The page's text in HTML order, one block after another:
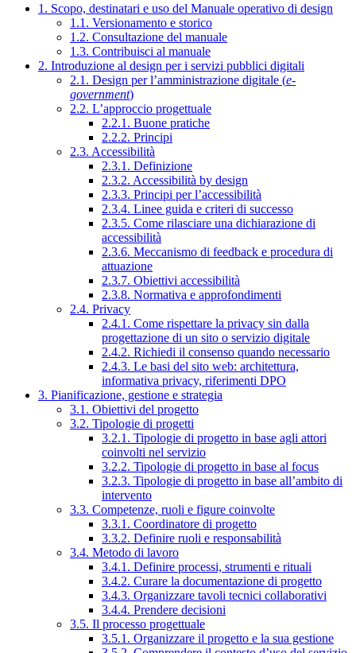
1. Scopo, destinatari e uso del Manuale operativo di design
1.1. Versionamento e storico
1.2. Consultazione del manuale
1.3. Contribuisci al manuale
2. Introduzione al design per i servizi pubblici digitali
2.1. Design per l’amministrazione digitale (e-
government)
2.2. L’approccio progettuale
2.2.1. Buone pratiche
2.2.2. Principi
2.3. Accessibilità
2.3.1. Definizione
2.3.2. Accessibilità by design
2.3.3. Principi per l’accessibilità
2.3.4. Linee guida e criteri di successo
2.3.5. Come rilasciare una dichiarazione di
accessibilità
2.3.6. Meccanismo di feedback e procedura di
attuazione
2.3.7. Obiettivi accessibilità
2.3.8. Normativa e approfondimenti
2.4. Privacy
2.4.1. Come rispettare la privacy sin dalla
progettazione di un sito o servizio digitale
2.4.2. Richiedi il consenso quando necessario
2.4.3. Le basi del sito web: architettura,
informativa privacy, riferimenti DPO
3. Pianificazione, gestione e strategia
3.1. Obiettivi del progetto
3.2. Tipologie di progetti
3.2.1. Tipologie di progetto in base agli attori
coinvolti nel servizio
3.2.2. Tipologie di progetto in base al focus
3.2.3. Tipologie di progetto in base all’ambito di
intervento
3.3. Competenze, ruoli e figure coinvolte
3.3.1. Coordinatore di progetto
3.3.2. Definire ruoli e responsabilità
3.4. Metodo di lavoro
3.4.1. Definire processi, strumenti e rituali
3.4.2. Curare la documentazione di progetto
3.4.3. Organizzare tavoli tecnici collaborativi
3.4.4. Prendere decisioni
3.5. Il processo progettuale
3.5.1. Organizzare il progetto e la sua gestione